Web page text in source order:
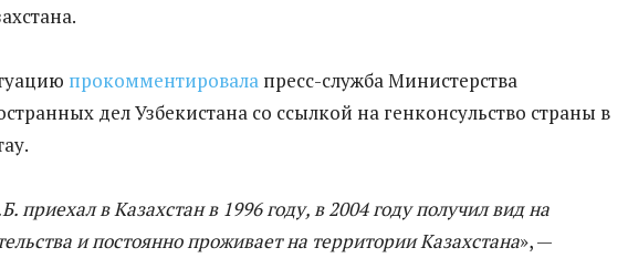
прокомментировала пресс-служба Министерства
дел Узбекистана со ссылкой на генконсульство страны в
приехал в Казахстан в 1996 году, в 2004 году получил вид на
и постоянно проживает на территории Казахстана», —